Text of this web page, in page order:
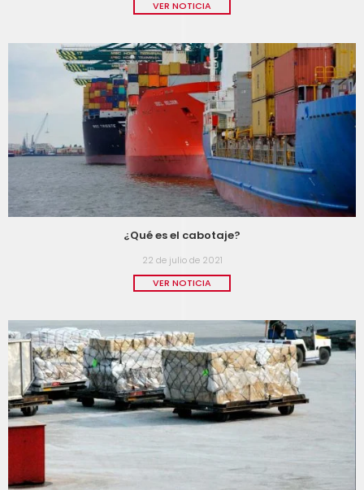
VER NOTICIA
¿Qué es el cabotaje?
22 de julio de 2021
VER NOTICIA